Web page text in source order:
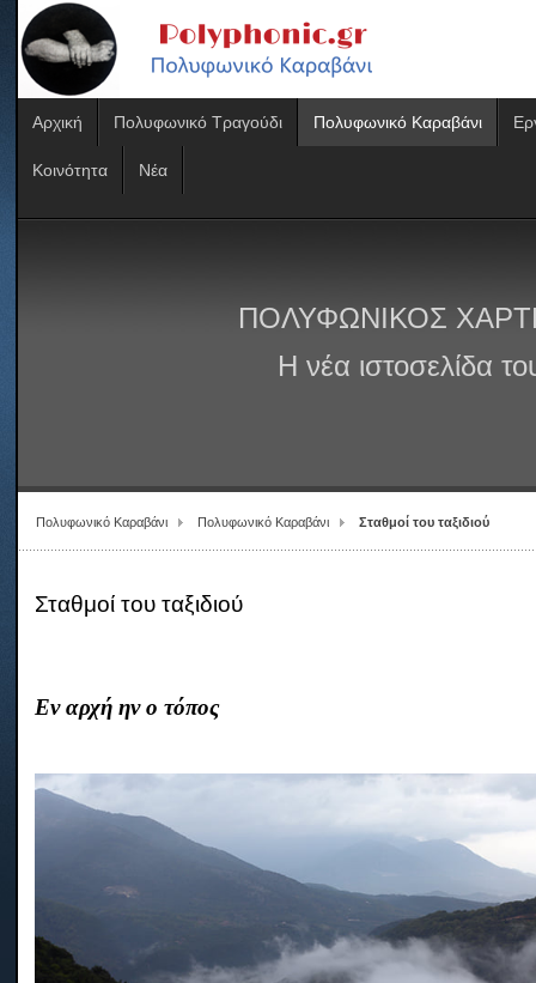
Αρχική Πολυφωνικό Τραγούδι Πολυφωνικό Καραβάνι
Κοινότητα Νέα
ΠΟΛΥΦΩΝΙΚΟΣ
Η νέα ιστοσελίδα
Πολυφωνικό Καραβάνι Πολυφωνικό Καραβάνι Σταθμοί του ταξιδιού
Σταθμοί του ταξιδιού
Εν αρχή ην ο τόπος